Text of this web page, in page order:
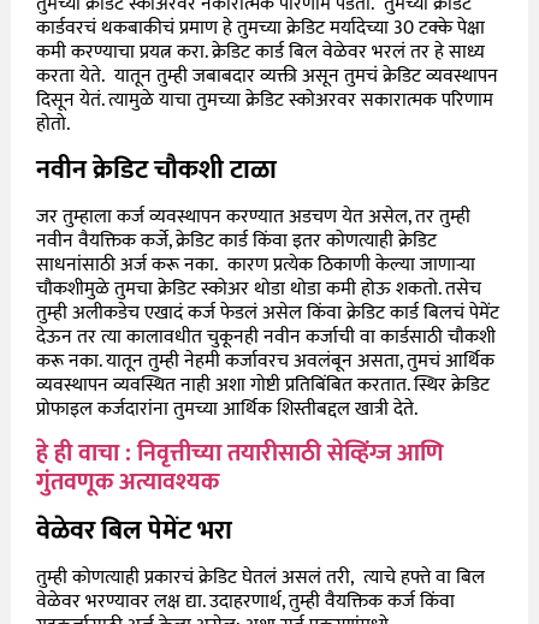
कार्डवरचं थकबाकीचं प्रमाण हे तुमच्या क्रेडिट मर्यादेच्या 30 टक्के पेक्षा
कमी करण्याचा प्रयत्न करा. क्रेडिट कार्ड बिल वेळेवर भरलं तर हे साध्य
करता येते. यातून तुम्ही जबाबदार व्यक्ती असून तुमचं क्रेडिट व्यवस्थापन
दिसून येतं. त्यामुळे याचा तुमच्या क्रेडिट स्कोअरवर सकारात्मक परिणाम
होतो.
नवीन क्रेडिट चौकशी टाळा
जर तुम्हाला कर्ज व्यवस्थापन करण्यात अडचण येत असेल, तर तुम्ही
नवीन वैयक्तिक कर्जे, क्रेडिट कार्ड किंवा इतर कोणत्याही क्रेडिट
साधनांसाठी अर्ज करू नका. कारण प्रत्येक ठिकाणी केल्या जाणाऱ्या
चौकशीमुळे तुमचा क्रेडिट स्कोअर थोडा थोडा कमी होऊ शकतो. तसेच
तुम्ही अलीकडेच एखादं कर्ज फेडलं असेल किंवा क्रेडिट कार्ड बिलचं पेमेंट
देऊन तर त्या कालावधीत चुकूनही नवीन कर्जाची वा कार्डसाठी चौकशी
करू नका. यातून तुम्ही नेहमी कर्जावरच अवलंबून असता, तुमचं आर्थिक
व्यवस्थापन व्यवस्थित नाही अशा गोष्टी प्रतिबिंबित करतात. स्थिर क्रेडिट
प्रोफाइल कर्जदारांना तुमच्या आर्थिक शिस्तीबद्दल खात्री देते.
हे ही वाचा : निवृत्तीच्या तयारीसाठी सेव्हिंग्ज आणि
गुंतवणूक अत्यावश्यक
वेळेवर बिल पेमेंट भरा
तुम्ही कोणत्याही प्रकारचं क्रेडिट घेतलं असलं तरी, त्याचे हफ्ते वा बिल
वेळेवर भरण्यावर लक्ष द्या. उदाहरणार्थ, तुम्ही वैयक्तिक कर्ज किंवा